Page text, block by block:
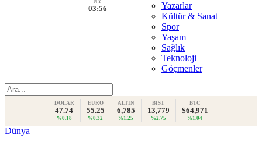
NY
03:56
Yazarlar
Kültür & Sanat
Spor
Yaşam
Sağlık
Teknoloji
Göçmenler
DOLAR
47.74
%0.18
EURO
55.25
%0.32
ALTIN
6,785
%1.25
BIST
13,779
%2.75
BTC
$64,971
%1.04
Dünya